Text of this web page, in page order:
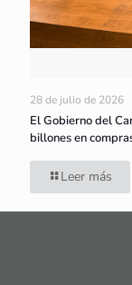
28 de julio de 2026
El Gobierno del
billones en
Leer más